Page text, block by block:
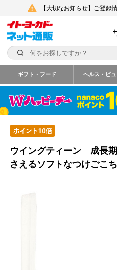
【大切なお知らせ】ご登録
ギフト・フード ヘルス・ビ
ウイングティーン 成長
さえるソフトなつけごこ